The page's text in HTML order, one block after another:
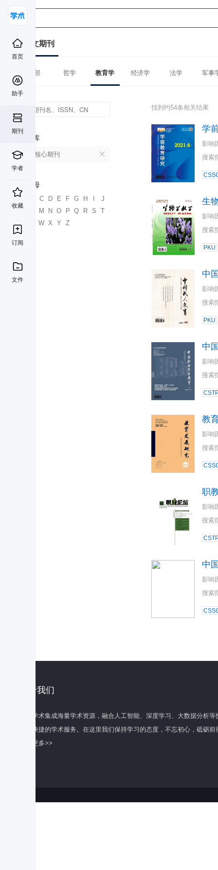
首页
助手
期刊
学者
收藏
订阅
文件
中文期刊
全部 哲学 教育学 经济学 法学 军事
数据库
北大核心期刊
首字母
C D E F G H
J
K
M N O P Q R S
T
W X Y Z
找到约54条相关结果
学
影响
搜索
生
影响
搜索
PKU
中
影响
搜索
PKU
中
影响
搜索
教
影响
搜索
职
影响
搜索
中
影响
搜索
关于我们
百度学术集成海量学术资源，融合人工智能、深度学习、大数据分析
全面快捷的学术服务。在这里我们保持学习的态度，不忘初心，砥砺前
了解更多>>